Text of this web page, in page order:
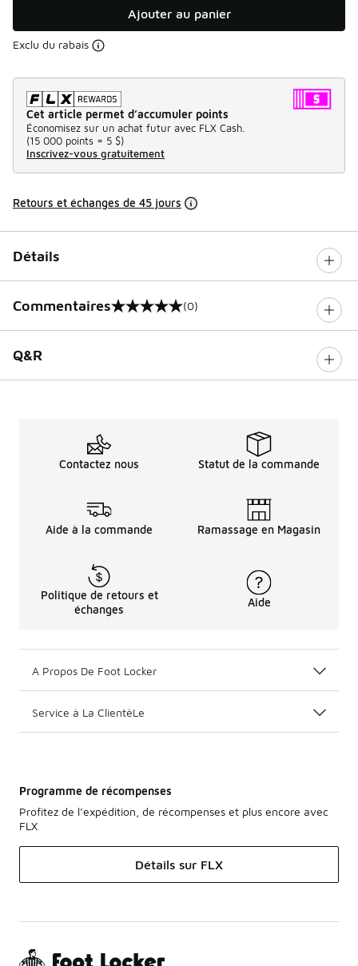
Ajouter au panier
Exclu du rabais
Cet article permet d’accumuler points
Économisez sur un achat futur avec FLX Cash.
(15 000 points = 5 $)
Inscrivez-vous gratuitement
Retours et échanges de 45 jours
Détails
Commentaires
0 sur 5 notes (0)
Q&R
Contactez nous Statut de la commande
Aide à la commande Ramassage en Magasin
Politique de retours et
échanges
Aide
A Propos De Foot Locker
Service à La ClientèLe
Programme de récompenses
Profitez de l’expédition, de récompenses et plus encore avec
FLX
Détails sur FLX